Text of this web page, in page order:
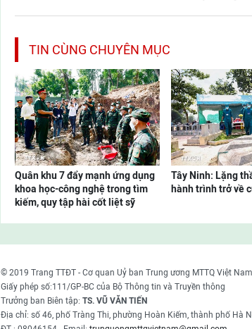
TIN CÙNG CHUYÊN MỤC
Quân khu 7 đẩy mạnh ứng dụng
khoa học-công nghệ trong tìm
kiếm, quy tập hài cốt liệt sỹ
Tây Ninh: Lặng
hành trình trở về
© 2019 Trang TTĐT - Cơ quan Uỷ ban Trung ương MTTQ Việt
Giấy phép số:111/GP-BC của Bộ Thông tin và Truyền thông
Trưởng ban Biên tập: TS. VŨ VĂN TIẾN
Địa chỉ: số 46, phố Tràng Thi, phường Hoàn Kiếm, thành phố Hà